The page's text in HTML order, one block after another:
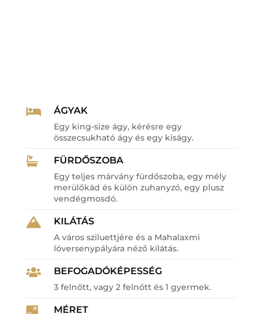
 ÁGYAK
Egy king-size ágy, kérésre egy
összecsukható ágy és egy kiságy.
 FÜRDŐSZOBA
Egy teljes márvány fürdőszoba, egy mély
merülőkád és külön zuhanyzó, egy plusz
vendégmosdó.
 KILÁTÁS
A város sziluettjére és a Mahalaxmi
lóversenypályára néző kilátás.
 BEFOGADÓKÉPESSÉG
3 felnőtt, vagy 2 felnőtt és 1 gyermek.
 MÉRET